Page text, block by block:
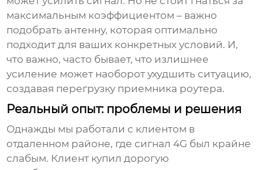
максимальным коэффициентом – важно
подобрать антенну, которая оптимально
подходит для ваших конкретных условий. И,
что важно, часто бывает, что излишнее
усиление может наоборот ухудшить ситуацию,
создавая перегрузку приемника роутера.
Реальный опыт: проблемы и решения
Однажды мы работали с клиентом в
отдаленном районе, где сигнал 4G был крайне
слабым. Клиент купил дорогую